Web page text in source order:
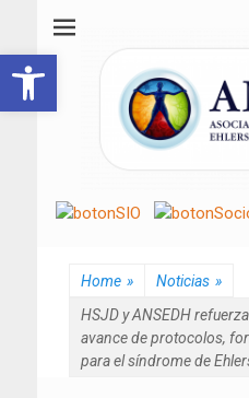
Abrir barra de herramientas
Home » Noticias »
HSJD y ANSEDH
avance de protocolos,
para el síndrome de